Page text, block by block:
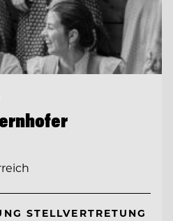
STELLVERTRETUNG